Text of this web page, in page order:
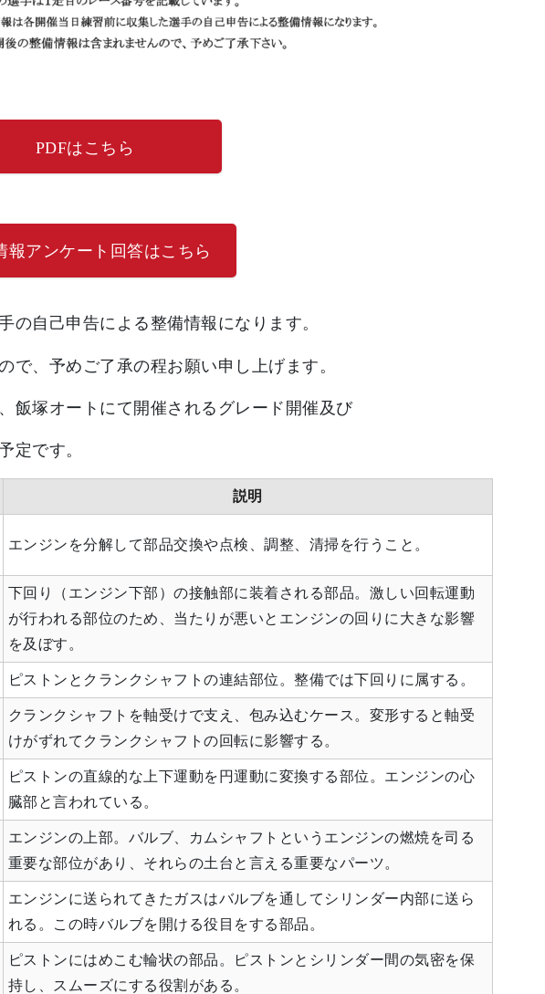
PDFはこちら
報アンケート回答はこちら
自己申告による整備情報になります。
、予めご了承の程お願い申し上げます。
飯塚オートにて開催されるグレード開催及び
定です。
説明
エンジンを分解して部品交換や点検、調整、清掃を行うこと。
下回り（エンジン下部）の接触部に装着される部品。激しい回転運動
が行われる部位のため、当たりが悪いとエンジンの回りに大きな影響
を及ぼす。
ピストンとクランクシャフトの連結部位。整備では下回りに属する。
クランクシャフトを軸受けで支え、包み込むケース。変形すると軸受
けがずれてクランクシャフトの回転に影響する。
ピストンの直線的な上下運動を円運動に変換する部位。エンジンの心
臓部と言われている。
エンジンの上部。バルブ、カムシャフトというエンジンの燃焼を司る
重要な部位があり、それらの土台と言える重要なパーツ。
エンジンに送られてきたガスはバルブを通してシリンダー内部に送ら
れる。この時バルブを開ける役目をする部品。
ピストンにはめこむ輪状の部品。ピストンとシリンダー間の気密を保
持し、スムーズにする役割がある。